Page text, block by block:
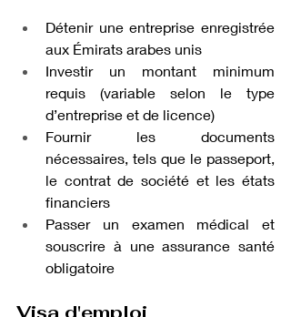
Détenir une entreprise enregistrée
aux Émirats arabes unis
Investir un montant minimum
requis (variable selon le type
d’entreprise et de licence)
Fournir les documents
nécessaires, tels que le passeport,
le contrat de société et les états
financiers
Passer un examen médical et
souscrire à une assurance santé
obligatoire